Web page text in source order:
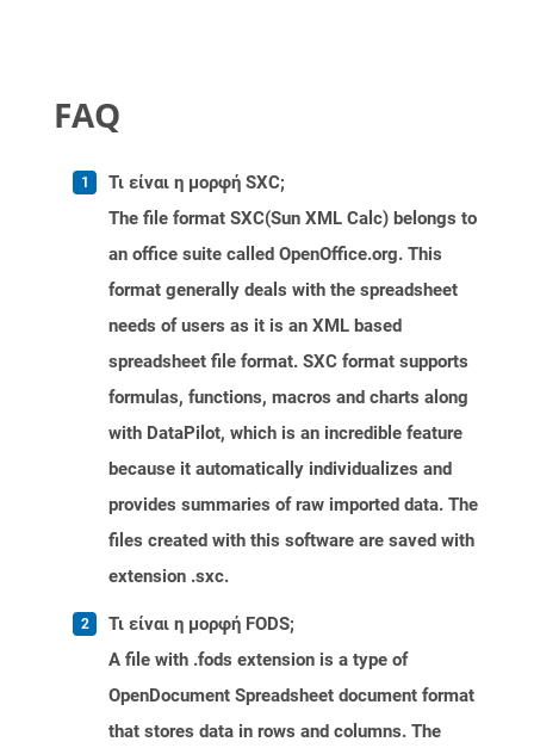
FAQ
Τι είναι η μορφή SXC;
The file format SXC(Sun XML Calc) belongs to
an office suite called OpenOffice.org. This
format generally deals with the spreadsheet
needs of users as it is an XML based
spreadsheet file format. SXC format supports
formulas, functions, macros and charts along
with DataPilot, which is an incredible feature
because it automatically individualizes and
provides summaries of raw imported data. The
files created with this software are saved with
extension .sxc.
Τι είναι η μορφή FODS;
A file with .fods extension is a type of
OpenDocument Spreadsheet document format
that stores data in rows and columns. The